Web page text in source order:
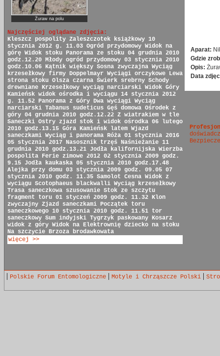
Żuraw na polu
Najczęściej oglądane zdjęcia:
Kleszcz pospolity Zaleszczotek książkowy 10
stycznia 2012 g. 11.03 Ogród przydomowy Widok na
górę Widok stoku Panorama ze stoku 04 grudnia 2010
godz.12.20 Młody ogród przydomowy 03 stycznia 2010
godz.10.06 Kątnik większy Sosna zwyczajna Wyciąg
krzesełkowy firmy Doppelmayr Wyciągi orczykowe Lewa
strona stoku Olsza czarna Świerk srebrny Schody
drewniane Krzesełkowy wyciąg narciarski Widok Góry
Kamieńsk widok ośrodka i wyciągu 14 stycznia 2012
g. 11.52 Panorama z Góry Dwa wyciągi Wyciąg
narciarski Tabanus sudeticus Gęś domowa Ośrodek z
góry 04 grudnia 2010 godz.12.22 Z wiatrakiem w tle
Saneczki Ostry zjazd stok i widok ośrodka 06 lutego
2010 godz.13.15 Góra Kamieńsk latem Wjazd
saneczkami Wyciąg i panorama Róża 01 stycznia 2016
05 stycznia 2017 Nasosznik trzęś Naśnieżanie 11
grudnia 2010 godz.13.21 Jodła kalifornijska Wierzba
pospolita Ferie zimowe 2012 02 stycznia 2009 godz.
9.15 Jodła kaukaska 05 stycznia 2010 godz.17.48
Alejka przy domu 03 stycznia 2009 godz. 09.05 07
stycznia 2010 godz. 11.35 Samolot Cesna Widok z
wyciągu Scotophaeus blackwalli Wyciąg krzesełkowy
Trasa saneczkowa szusowanie Stok ze szczytu
fragment toru 01 styczeń 2009 godz. 11.32 Klon
zwyczajny Zjazd saneczkami Początek toru
saneczkowego 10 stycznia 2010 godz. 11.51 tor
saneczkowy Sum indyjski Tygrzyk paskowany Kosarz
widok z góry Widok na Elektrownię dziecko na stoku
Na szczycie Brzoza brodawkowata
więcej >>
Aparat:
Gdzie
Opis:
Data
| Polskie Forum Entomologiczne | Motyle i Chrząszcze Polski |